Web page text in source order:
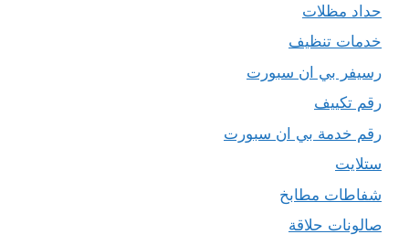
حداد مظلات
خدمات تنظيف
رسيفر بي ان سبورت
رقم تكييف
رقم خدمة بي ان سبورت
ستلايت
شفاطات مطابخ
صالونات حلاقة